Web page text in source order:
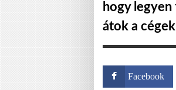
hogy
átok a
Facebook